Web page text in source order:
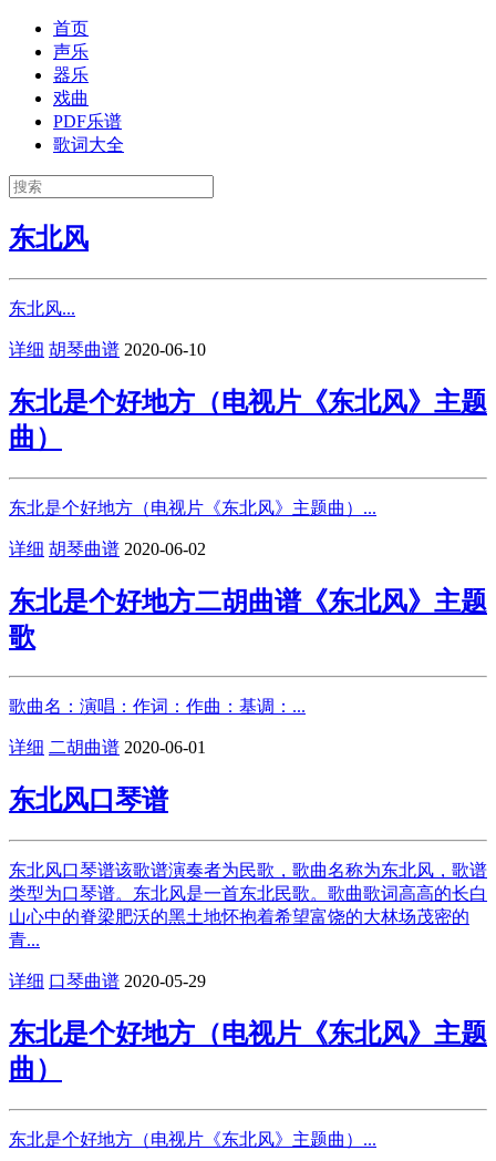
首页
声乐
器乐
戏曲
PDF乐谱
歌词大全
东北风
东北风...
详细 胡琴曲谱 2020-06-10
东北是个好地方（电视片《东北风》主题
曲）
东北是个好地方（电视片《东北风》主题曲）...
详细 胡琴曲谱 2020-06-02
东北是个好地方二胡曲谱《东北风》主题
歌
歌曲名：演唱：作词：作曲：基调：...
详细 二胡曲谱 2020-06-01
东北风口琴谱
东北风口琴谱该歌谱演奏者为民歌，歌曲名称为东北风，歌谱
类型为口琴谱。东北风是一首东北民歌。歌曲歌词高高的长白
山心中的脊梁肥沃的黑土地怀抱着希望富饶的大林场茂密的
青...
详细 口琴曲谱 2020-05-29
东北是个好地方（电视片《东北风》主题
曲）
东北是个好地方（电视片《东北风》主题曲）...